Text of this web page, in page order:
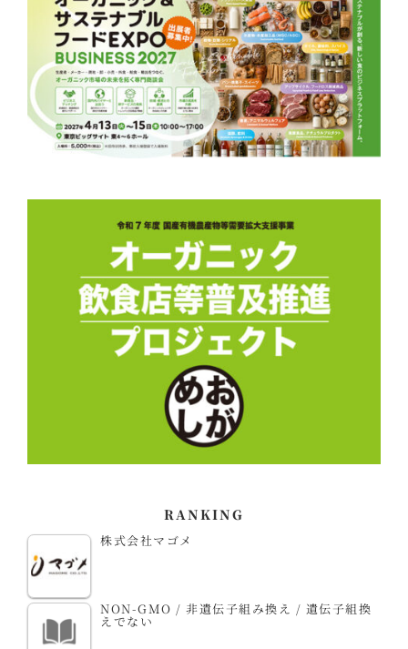
RANKING
株式会社マゴメ
NON-GMO / 非遺伝子組み換え / 遺伝子組換
えでない